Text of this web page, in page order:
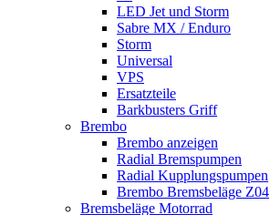
LED Jet und Storm
Sabre MX / Enduro
Storm
Universal
VPS
Ersatzteile
Barkbusters Griff
Brembo
Brembo anzeigen
Radial Bremspumpen
Radial Kupplungspumpen
Brembo Bremsbeläge Z04
Bremsbeläge Motorrad